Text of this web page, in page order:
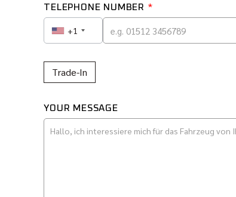
TELEPHONE NUMBER *
+1
Trade-In
YOUR MESSAGE